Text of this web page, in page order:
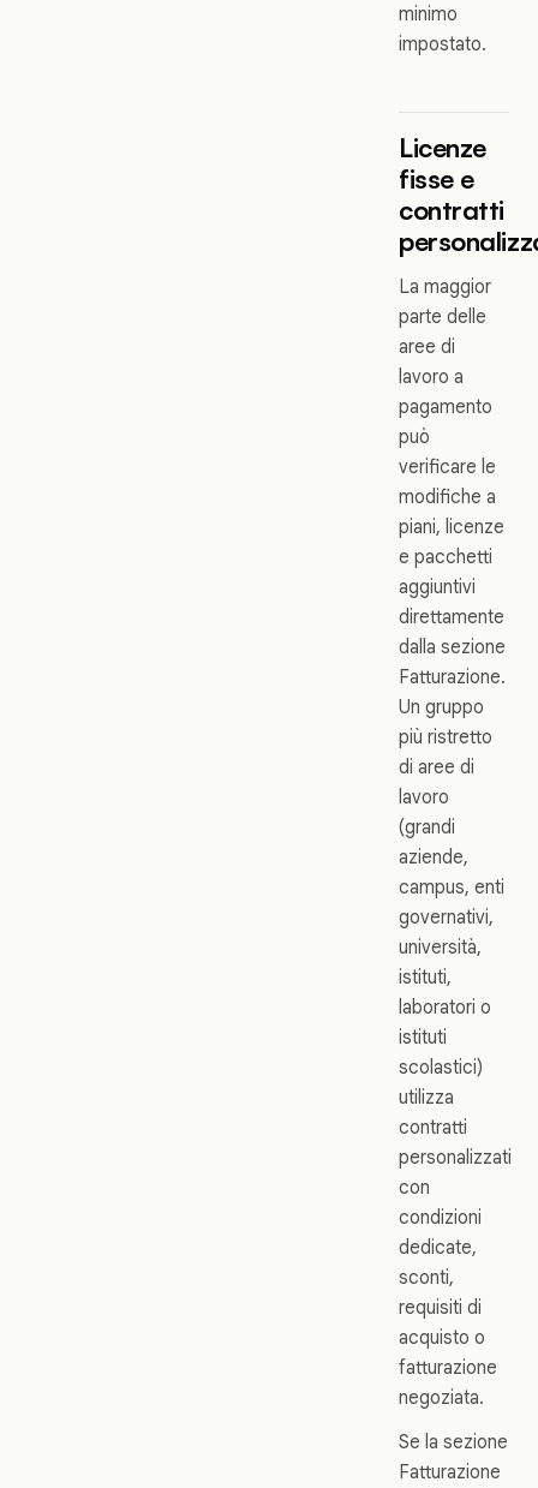
minimo
impostato.
Licenze
fisse e
contratti
La maggior
parte delle
aree di
lavoro a
pagamento
può
verificare le
modifiche a
piani, licenze
e pacchetti
aggiuntivi
direttamente
dalla sezione
Fatturazione.
Un gruppo
più ristretto
di aree di
lavoro
(grandi
aziende,
campus, enti
governativi,
università,
istituti,
laboratori o
istituti
scolastici)
utilizza
contratti
personalizzati
con
condizioni
dedicate,
sconti,
requisiti di
acquisto o
fatturazione
negoziata.
Se la sezione
Fatturazione